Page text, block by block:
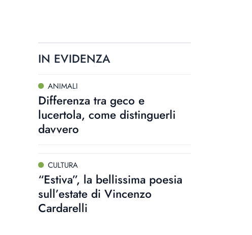
IN EVIDENZA
ANIMALI
Differenza tra geco e
lucertola, come distinguerli
davvero
CULTURA
“Estiva”, la bellissima poesia
sull’estate di Vincenzo
Cardarelli